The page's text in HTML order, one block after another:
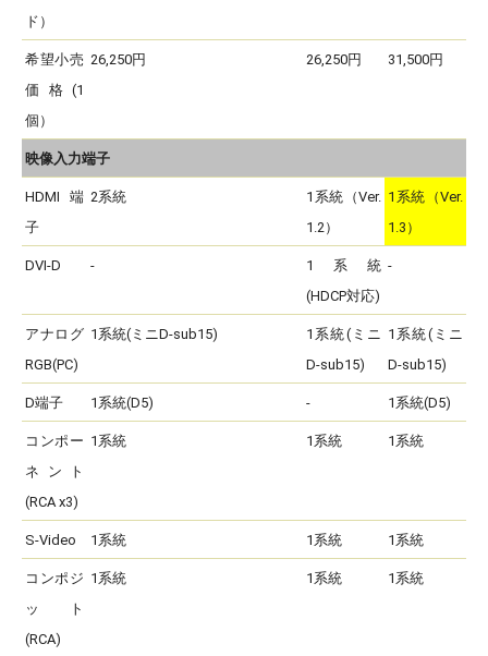
ド）
希望小売
価格(1
個）
26,250円 26,250円 31,500円
映像入力端子
HDMI端
子
2系統
1系統（Ver.
1.2）
1系統（Ver.
1.3）
DVI-D -
1系統
(HDCP対応)
-
アナログ
RGB(PC)
1系統(ミニD-sub15)
1系統(ミニ
D-sub15)
1系統(ミニ
D-sub15)
D端子 1系統(D5) - 1系統(D5)
コンポー
ネント
(RCA x3)
1系統 1系統 1系統
S-Video 1系統 1系統 1系統
コンポジ
ット
(RCA)
1系統 1系統 1系統